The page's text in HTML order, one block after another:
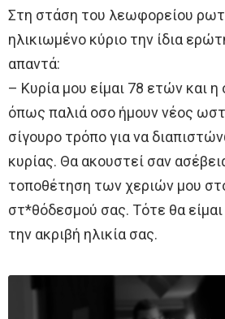
Στη στάση του λεωφορείου
ηλικιωμένο κύριο την ίδια
απαντά:
– Κυρία μου είμαι 78 ετών και η
όπως παλιά οσο ήμουν νέος
σίγουρο τρόπο για να
κυρίας. Θα ακουστεί σαν
τοποθέτηση των χεριών μου
στ*θόδεσμού σας. Τότε θα
την ακριβή ηλικία σας.